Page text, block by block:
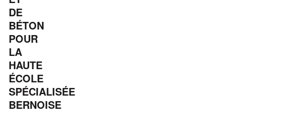
DE
BÉTON
POUR
LA
HAUTE
ÉCOLE
SPÉCIALISÉE
BERNOISE